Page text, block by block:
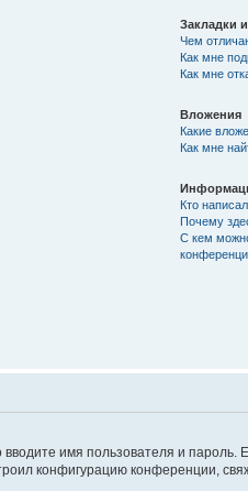
Закладки
Чем
Как мне
Как мне
Вложения
Какие
Как мне
Кто
Почему
С кем
имя пользователя и
конфигурацию конференции,